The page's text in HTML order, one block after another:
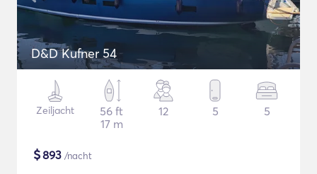
D&D Kufner 54
Zeiljacht
56 ft
17 m
12 5 5
$893 /nacht